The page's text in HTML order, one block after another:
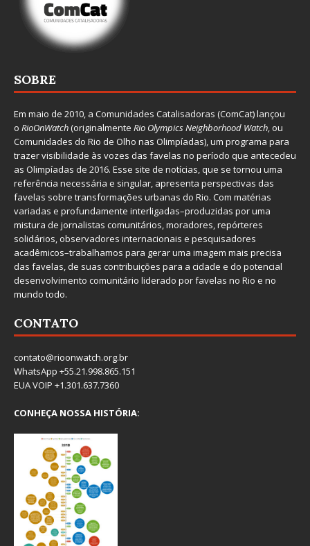
SOBRE
Em maio de 2010, a Comunidades Catalisadoras (ComCat) lançou
o RioOnWatch(originalmente Rio Olympics Neighborhood Watch , ou
Comunidades do Rio de Olho nas Olimpíadas), um programa para
trazer visibilidade às vozes das favelas no período que antecedeu
as Olimpíadas de 2016. Esse site de notícias, que se tornou uma
referência necessária e singular, apresenta perspectivas das
favelas sobre transformações urbanas do Rio. Com matérias
variadas e profundamente interligadas–produzidas por uma
mistura de jornalistas comunitários, moradores, repórteres
solidários, observadores internacionais e pesquisadores
acadêmicos–trabalhamos para gerar uma imagem mais precisa
das favelas, de suas contribuições para a cidade e do potencial
desenvolvimento comunitário liderado por favelas no Rio e no
mundo todo.
CONTATO
contato@rioonwatch.org.br
WhatsApp +55.21.998.865.151
EUA VOIP +1.301.637.7360
CONHEÇA NOSSA HISTÓRIA: